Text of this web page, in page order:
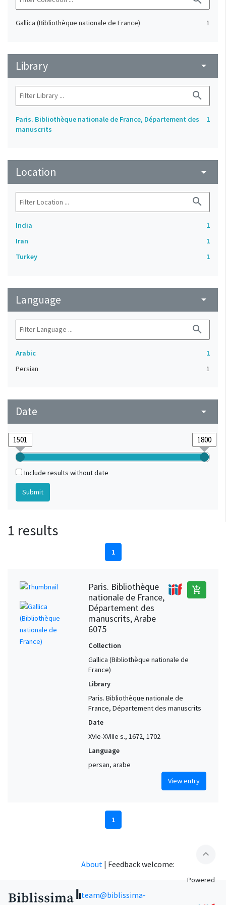
Gallica (Bibliothèque nationale de France) 1
Library arrow_drop_down
search
Paris. Bibliothèque nationale de France, Département des
manuscrits
1
Location arrow_drop_down
search
India
1
Iran
1
Turkey
1
Language arrow_drop_down
search
Arabic
1
Persian
1
Date arrow_drop_down
Include results without date
1 results
1
Paris. Bibliothèque
nationale de France,
Département des
manuscrits, Arabe
6075
add_shopping_cart
Collection
Gallica (Bibliothèque nationale de
France)
Library
Paris. Bibliothèque nationale de
France, Département des manuscrits
Date
XVIe-XVIIIe s., 1672, 1702
Language
persan, arabe
View entry
1
expand_less
About | Feedback welcome:
team@biblissima-
Powered